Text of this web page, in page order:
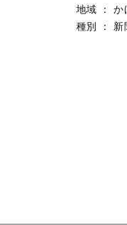
地域
：
か
種別
： 新